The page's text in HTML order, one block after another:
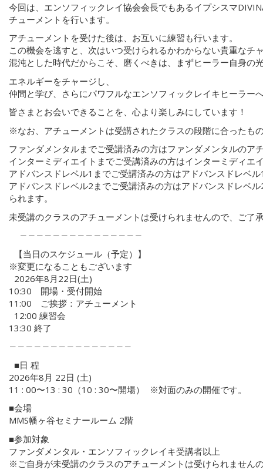
今回は、エンソフィックレイ協会会長でもあるイプシスマ
チューメントを行います。
アチューメントを受けた後は、お互いに練習も行います。
この機会を逃すと、次はいつ受けられるかわからない貴重なチ
混沌とした時代だからこそ、磨くべきは、まずヒーラー自身の
エネルギーをチャージし、
仲間と学び、さらにパワフルなエンソフィックレイキヒーラー
皆さまとお会いできることを、心より楽しみにしています！
※なお、アチューメントは受講されたクラスの段階に合ったも
ファンダメンタルまでご受講済みの方はファンダメンタルのア
インターミディエイトまでご受講済みの方はインターミディエ
アドバンスドレベル1までご受講済みの方はアドバンスドレベ
アドバンスドレベル2までご受講済みの方はアドバンスドレベ
られます。
未受講のクラスのアチューメントは受けられませんので、ご了
―――――――――――――――
【当日のスケジュール（予定）】
※変更になることもございます
2026年8月22日(土)
10:30 開場・受付開始
11:00 ご挨拶：アチューメント
12:00 練習会
13:30 終了
―――――――――――――――
■日 程
2026年8月 22日 (土)
11 : 00〜13 : 30（10 : 30〜開場） ※対面のみの開催です。
■会場
MMS幡ヶ谷セミナールーム 2階
■参加対象
ファンダメンタル・エンソフィックレイキ受講者以上
※ご自身が未受講のクラスのアチューメントは受けられません